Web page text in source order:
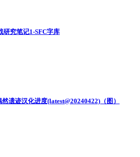
研究笔记1-SFC字库
遗迹汉化进度(latest@20240422)（图）